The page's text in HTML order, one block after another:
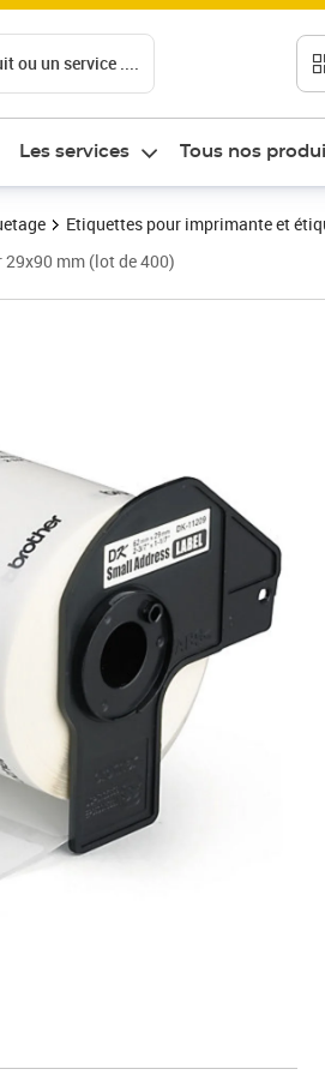
ou un service ....
Les services Tous nos
Etiquettes pour imprimante et
mm (lot de 400)